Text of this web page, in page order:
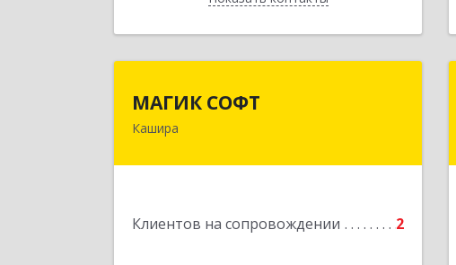
МАГИК СОФТ
Кашира
Клиентов на сопровождении 2